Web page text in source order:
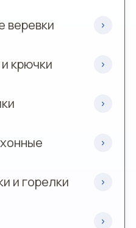
веревки
крючки
и горелки